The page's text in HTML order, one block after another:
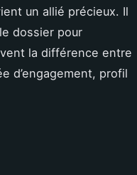
un allié précieux. Il
dossier pour
la différence entre
d’engagement, profil